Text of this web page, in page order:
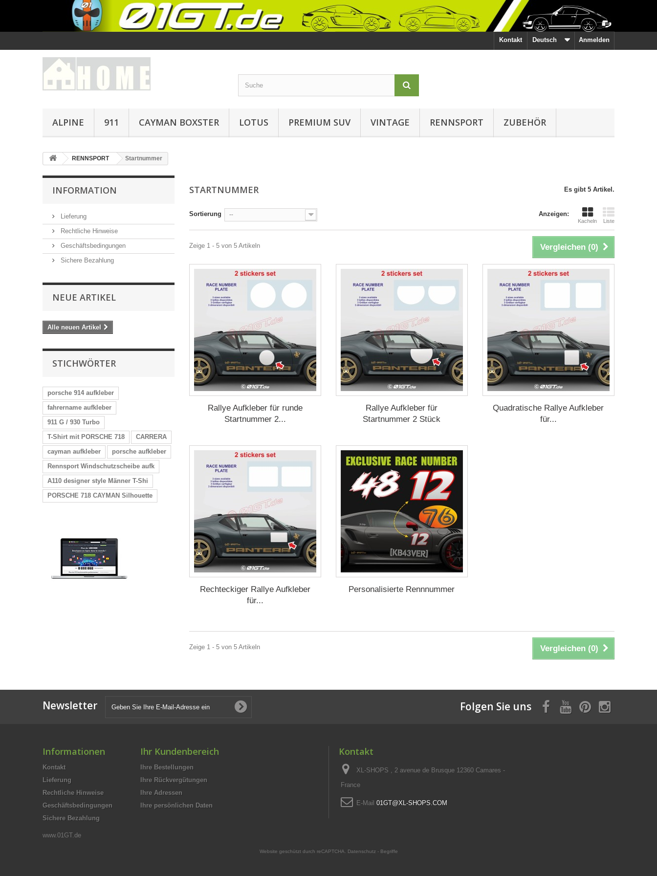
Anmelden
Deutsch
Kontakt
ALPINE 911 CAYMAN BOXSTER LOTUS PREMIUM SUV VINTAGE RENNSPORT ZUBEHÖR
RENNSPORT Startnummer
INFORMATION
Lieferung
Rechtliche Hinweise
Geschäftsbedingungen
Sichere Bezahlung
NEUE ARTIKEL
Alle neuen Artikel
STICHWÖRTER
porsche 914 aufkleber
fahrername aufkleber
911 G / 930 Turbo
T-Shirt mit PORSCHE 718
CARRERA
cayman aufkleber
porsche aufkleber
Rennsport Windschutzscheibe aufk
A110 designer style Männer T-Shi
PORSCHE 718 CAYMAN Silhouette
STARTNUMMER Es gibt 5 Artikel.
Anzeigen:
Kacheln Liste
Sortierung --
Vergleichen (0)
Zeige 1 - 5 von 5 Artikeln
Rallye Aufkleber für runde
Startnummer 2...
Rallye Aufkleber für
Startnummer 2 Stück
Quadratische Rallye Aufkleber
für...
Rechteckiger Rallye Aufkleber
für...
Personalisierte Rennnummer
Vergleichen (0)
Zeige 1 - 5 von 5 Artikeln
Newsletter Folgen Sie uns
Informationen
Kontakt
Lieferung
Rechtliche Hinweise
Geschäftsbedingungen
Sichere Bezahlung
www.01GT.de
Ihr Kundenbereich
Ihre Bestellungen
Ihre Rückvergütungen
Ihre Adressen
Ihre persönlichen Daten
Kontakt
XL-SHOPS , 2 avenue de Brusque 12360 Camares -
France
E-Mail 01GT@XL-SHOPS.COM
Website geschützt durch reCAPTCHA. Datenschutz- Begriffe